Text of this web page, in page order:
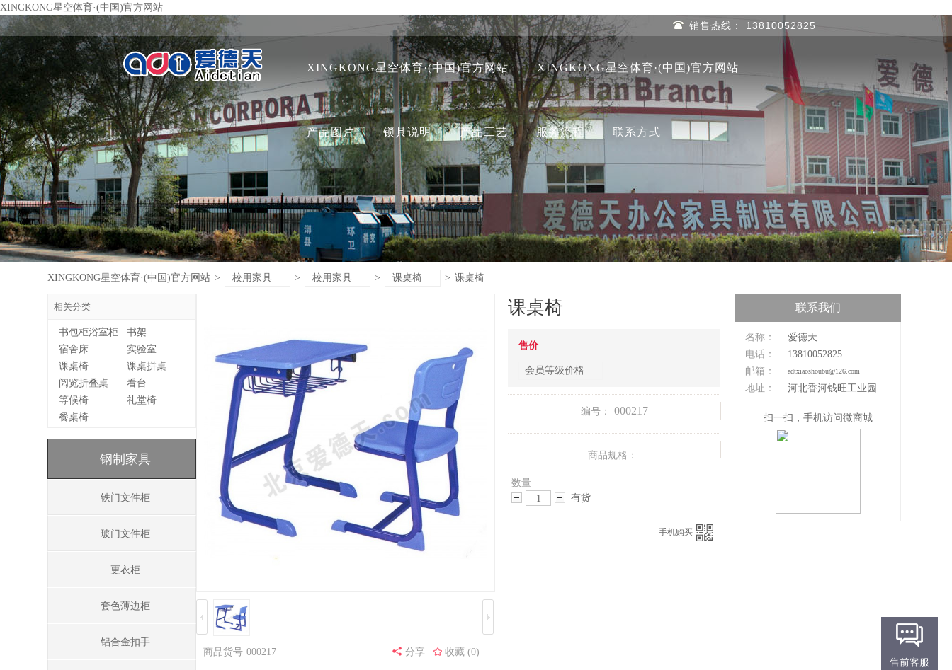
XINGKONG星空体育·(中国)官方网站
销售热线： 13810052825
XINGKONG星空体育·(中国)官方网站 XINGKONG星空体育·(中国)官方网站
产品图片 锁具说明 产品工艺 服务流程 联系方式
XINGKONG星空体育·(中国)官方网站 > 校用家具 > 校用家具 > 课桌椅 > 课桌椅
相关分类
书包柜浴室柜
书架
宿舍床
实验室
课桌椅
课桌拼桌
阅览折叠桌
看台
等候椅
礼堂椅
餐桌椅
钢制家具
铁门文件柜
玻门文件柜
更衣柜
套色薄边柜
铝合金扣手
商品货号 000217 收藏 (0)
分享
课桌椅
售价
会员等级价格
编号： 000217
商品规格：
数量
有货
手机购买
联系我们
名称：
爱德天
电话：
13810052825
邮箱：
adtxiaoshoubu@126.com
地址： 河北香河钱旺工业园
扫一扫，手机访问微商城
售前客服